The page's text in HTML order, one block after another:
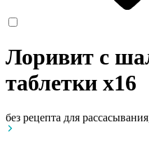
Лоривит с
таблетки x16
без рецепта для